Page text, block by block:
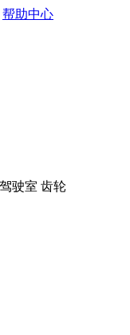
帮助中心
驾驶室 齿轮